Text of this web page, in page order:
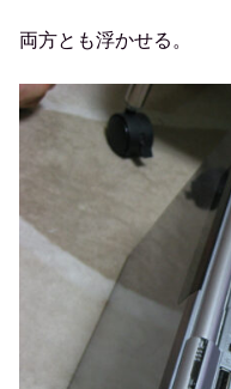
両方とも浮かせる。